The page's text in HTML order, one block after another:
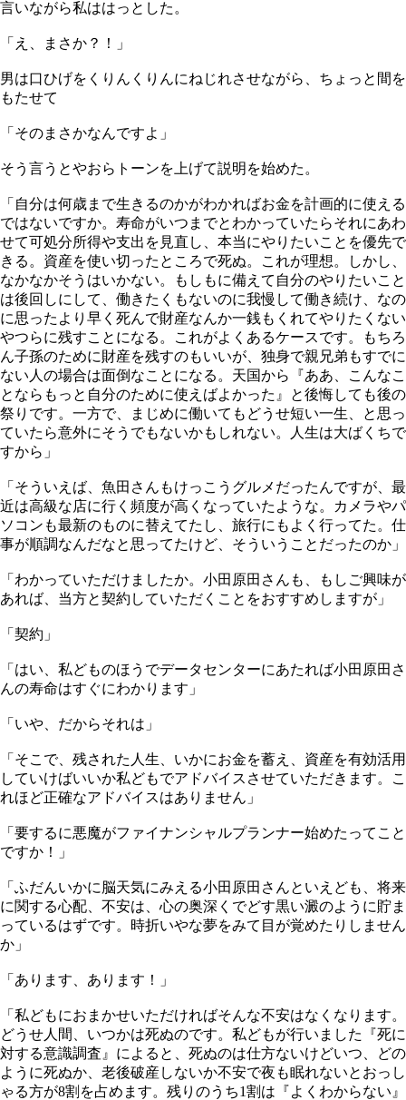
言いながら私ははっとした。
「え、まさか？！」
男は口ひげをくりんくりんにねじれさせながら、ちょっと間を
もたせて
「そのまさかなんですよ」
そう言うとやおらトーンを上げて説明を始めた。
「自分は何歳まで生きるのかがわかればお金を計画的に使える
ではないですか。寿命がいつまでとわかっていたらそれにあわ
せて可処分所得や支出を見直し、本当にやりたいことを優先で
きる。資産を使い切ったところで死ぬ。これが理想。しかし、
なかなかそうはいかない。もしもに備えて自分のやりたいこと
は後回しにして、働きたくもないのに我慢して働き続け、なの
に思ったより早く死んで財産なんか一銭もくれてやりたくない
やつらに残すことになる。これがよくあるケースです。もちろ
ん子孫のために財産を残すのもいいが、独身で親兄弟もすでに
ない人の場合は面倒なことになる。天国から『ああ、こんなこ
とならもっと自分のために使えばよかった』と後悔しても後の
祭りです。一方で、まじめに働いてもどうせ短い一生、と思っ
ていたら意外にそうでもないかもしれない。人生は大ばくちで
すから」
「そういえば、魚田さんもけっこうグルメだったんですが、最
近は高級な店に行く頻度が高くなっていたような。カメラやパ
ソコンも最新のものに替えてたし、旅行にもよく行ってた。仕
事が順調なんだなと思ってたけど、そういうことだったのか」
「わかっていただけましたか。小田原田さんも、もしご興味が
あれば、当方と契約していただくことをおすすめしますが」
「契約」
「はい、私どものほうでデータセンターにあたれば小田原田さ
んの寿命はすぐにわかります」
「いや、だからそれは」
「そこで、残された人生、いかにお金を蓄え、資産を有効活用
していけばいいか私どもでアドバイスさせていただきます。こ
れほど正確なアドバイスはありません」
「要するに悪魔がファイナンシャルプランナー始めたってこと
ですか！」
「ふだんいかに脳天気にみえる小田原田さんといえども、将来
に関する心配、不安は、心の奥深くでどす黒い澱のように貯ま
っているはずです。時折いやな夢をみて目が覚めたりしません
か」
「あります、あります！」
「私どもにおまかせいただければそんな不安はなくなります。
どうせ人間、いつかは死ぬのです。私どもが行いました『死に
対する意識調査』によると、死ぬのは仕方ないけどいつ、どの
ように死ぬか、老後破産しないか不安で夜も眠れないとおっし
ゃる方が8割を占めます。残りのうち1割は『よくわからない』